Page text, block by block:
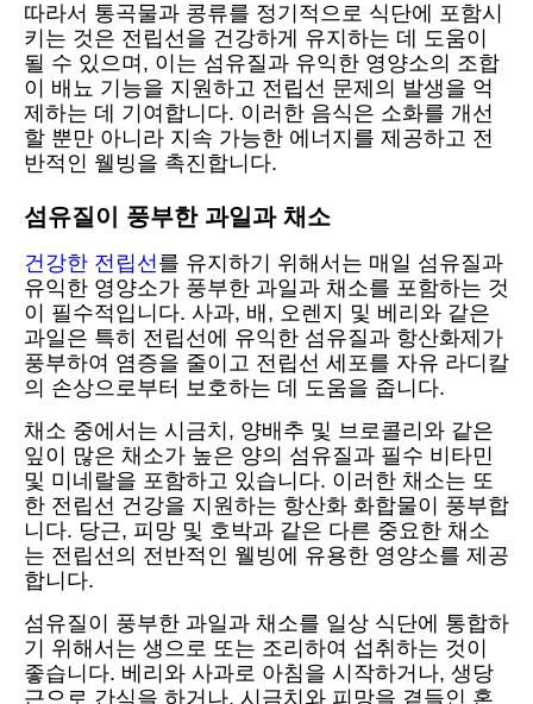
따라서 통곡물과 콩류를 정기적으로 식단에 포함시
키는 것은 전립선을 건강하게 유지하는 데 도움이
될 수 있으며, 이는 섬유질과 유익한 영양소의 조합
이 배뇨 기능을 지원하고 전립선 문제의 발생을 억
제하는 데 기여합니다. 이러한 음식은 소화를 개선
할 뿐만 아니라 지속 가능한 에너지를 제공하고 전
반적인 웰빙을 촉진합니다.
섬유질이 풍부한 과일과 채소
건강한 전립선를 유지하기 위해서는 매일 섬유질과
유익한 영양소가 풍부한 과일과 채소를 포함하는 것
이 필수적입니다. 사과, 배, 오렌지 및 베리와 같은
과일은 특히 전립선에 유익한 섬유질과 항산화제가
풍부하여 염증을 줄이고 전립선 세포를 자유 라디칼
의 손상으로부터 보호하는 데 도움을 줍니다.
채소 중에서는 시금치, 양배추 및 브로콜리와 같은
잎이 많은 채소가 높은 양의 섬유질과 필수 비타민
및 미네랄을 포함하고 있습니다. 이러한 채소는 또
한 전립선 건강을 지원하는 항산화 화합물이 풍부합
니다. 당근, 피망 및 호박과 같은 다른 중요한 채소
는 전립선의 전반적인 웰빙에 유용한 영양소를 제공
합니다.
섬유질이 풍부한 과일과 채소를 일상 식단에 통합하
기 위해서는 생으로 또는 조리하여 섭취하는 것이
좋습니다. 베리와 사과로 아침을 시작하거나, 생당
근으로 간식을 하거나, 시금치와 피망을 곁들인 혼